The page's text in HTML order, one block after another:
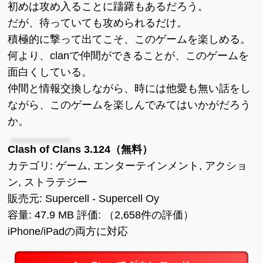
初めは攻め入ることに躊躇もあるだろう。
だが、待っていても攻められるだけ。
積極的に撃って出てこそ、このゲームを楽しめる。
何より、clanで仲間ができることが、このゲームを
面白くしている。
仲間と情報交換しながら、時には他愛も無い話をし
ながら、このゲームを楽しんでみてはいかがだろう
か。
Clash of Clans 3.124（無料）
カテゴリ: ゲーム, エンターテインメント, アクショ
ン, ストラテジー
販売元: Supercell - Supercell Oy
容量: 47.9 MB 評価: （2,658件の評価）
iPhone/iPadの両方に対応